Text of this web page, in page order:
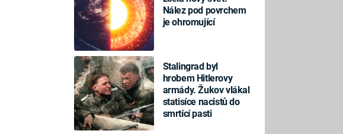
Nález pod povrchem
je ohromující
Stalingrad byl
hrobem Hitlerovy
armády. Žukov vlákal
statisíce nacistů do
smrtící pasti